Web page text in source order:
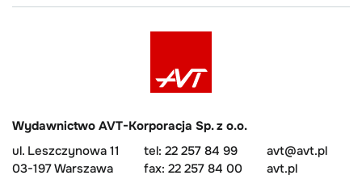
Wydawnictwo AVT-Korporacja Sp. z o.o.
ul. Leszczynowa 11
03-197 Warszawa
tel: 22 257 84 99
fax: 22 257 84 00
avt@avt.pl
avt.pl